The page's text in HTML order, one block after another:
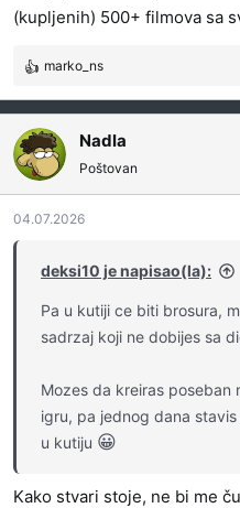
(kupljenih) 500+ filmova sa
R
e
a
g
o
v
a
n
marko_ns
Nadla
Poštovan
04.07.2026
deksi10 je napisao(la):
Pa u kutiji ce biti brosura,
sadrzaj koji ne dobijes sa
Mozes da kreiras poseban
igru, pa jednog dana
u kutiju 😀
Kako stvari stoje, ne bi me